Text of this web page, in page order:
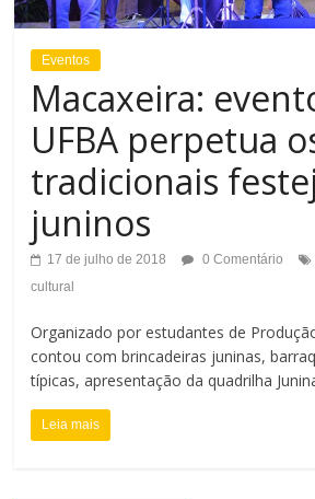
Eventos
Macaxeira:
UFBA perpetua
tradicionais
juninos
17 de julho de 2018 0 Comentário
cultural
Organizado por estudantes de
contou com brincadeiras juninas,
típicas, apresentação da quadrilha
Leia mais